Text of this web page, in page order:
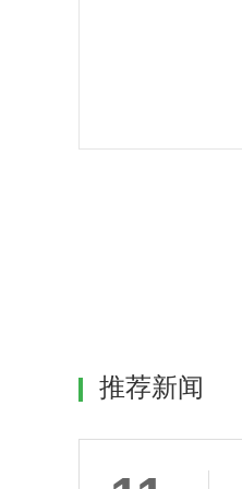
推荐新闻